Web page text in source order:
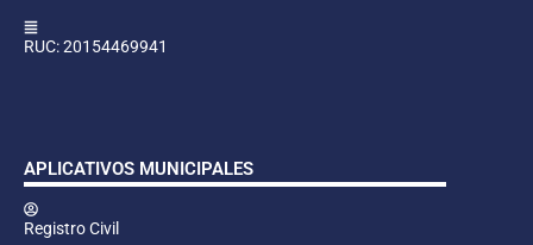
RUC: 20154469941
APLICATIVOS MUNICIPALES
Registro Civil